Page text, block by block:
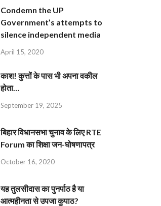
Condemn the UP
Government’s attempts to
silence independent media
April 15, 2020
काश! कुत्तों के पास भी अपना वकील
होता…
September 19, 2025
बिहार विधानसभा चुनाव के लिए RTE
Forum का शिक्षा जन-घोषणापत्र
October 16, 2020
यह तुलसीदास का पुनर्पाठ है या
आत्महीनता से उपजा कुपाठ?